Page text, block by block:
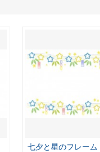
七夕と星のフレーム